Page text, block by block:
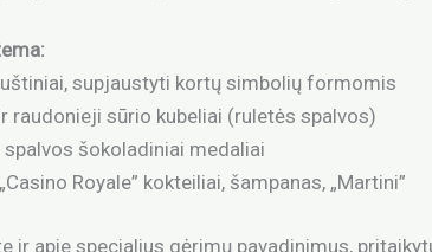
supjaustyti kortų simbolių formomis
raudonieji sūrio kubeliai (ruletės spalvos)
spalvos šokoladiniai medaliai
Royale” kokteiliai, šampanas, „Martini”
ir apie specialius gėrimų pavadinimus,